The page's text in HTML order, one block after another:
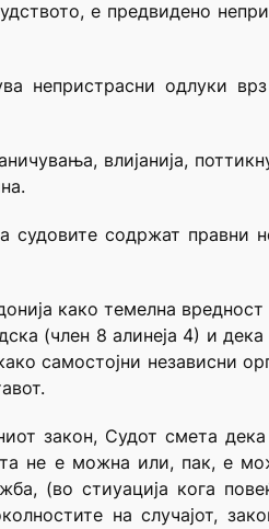
е предвидено
непристрасни одлуки
влијанија,
содржат правни
како темелна
(член 8 алинеја 4) и
самостојни независни
закон, Судот смета
не е можна или, пак, е
(во стиуација кога
на случајот,